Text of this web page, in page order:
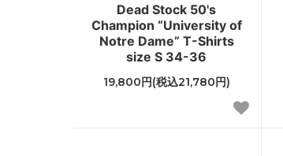
Dead Stock 50's
Champion “University of
Notre Dame” T-Shirts
size S 34-36
19,800円(税込21,780円)